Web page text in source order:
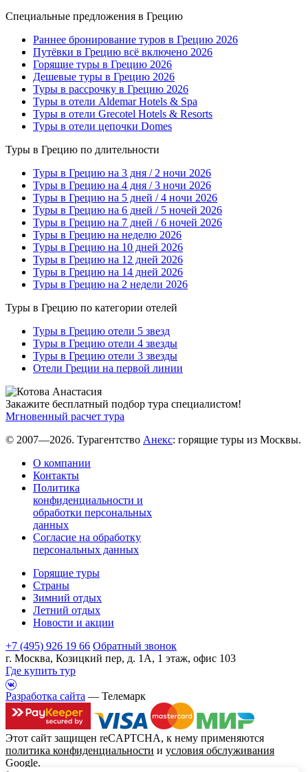
Специальные предложения в Грецию
Раннее бронирование туров в Грецию 2026
Путёвки в Грецию всё включено 2026
Горящие туры в Грецию 2026
Дешевые туры в Грецию 2026
Туры в рассрочку в Грецию 2026
Туры в отели Aldemar Hotels & Spa
Туры в отели Grecotel Hotels & Resorts
Туры в отели цепочки Domes
Туры в Грецию по длительности
Туры в Грецию на 3 дня / 2 ночи 2026
Туры в Грецию на 4 дня / 3 ночи 2026
Туры в Грецию на 5 дней / 4 ночи 2026
Туры в Грецию на 6 дней / 5 ночей 2026
Туры в Грецию на 7 дней / 6 ночей 2026
Туры в Грецию на неделю 2026
Туры в Грецию на 10 дней 2026
Туры в Грецию на 12 дней 2026
Туры в Грецию на 14 дней 2026
Туры в Грецию на 2 недели 2026
Туры в Грецию по категории отелей
Туры в Грецию отели 5 звезд
Туры в Грецию отели 4 звезды
Туры в Грецию отели 3 звезды
Отели Греции на первой линии
Закажите бесплатный подбор тура специалистом!
Мгновенный расчет тура
© 2007—2026. Турагентство Анекс: горящие туры из Москвы.
О компании
Контакты
Политика
конфиденциальности и
обработки персональных
данных
Согласие на обработку
персональных данных
Горящие туры
Страны
Зимний отдых
Летний отдых
Новости и акции
+7 (495) 926 19 66 Обратный звонок
г. Москва, Козицкий пер, д. 1А, 1 этаж, офис 103
Где купить тур
Разработка сайта — Телемарк
Этот сайт защищен reCAPTCHA, к нему применяются
политика конфиденциальности и условия обслуживания
Google.